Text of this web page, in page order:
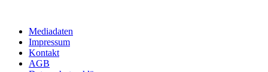
Mediadaten
Impressum
Kontakt
AGB